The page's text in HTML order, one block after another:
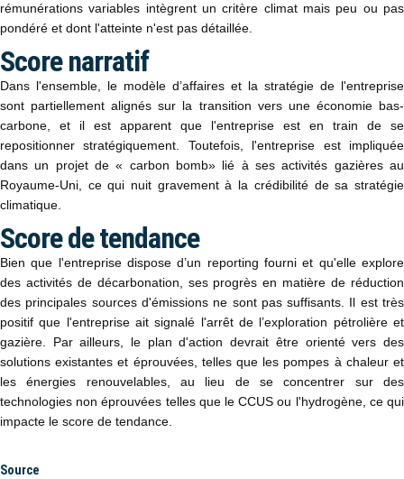
rémunérations variables intègrent un critère climat mais peu ou pas
pondéré et dont l'atteinte n'est pas détaillée.
Score narratif
Dans l'ensemble, le modèle d’affaires et la stratégie de l'entreprise
sont partiellement alignés sur la transition vers une économie bas-
carbone, et il est apparent que l'entreprise est en train de se
repositionner stratégiquement. Toutefois, l'entreprise est impliquée
dans un projet de « carbon bomb» lié à ses activités gazières au
Royaume-Uni, ce qui nuit gravement à la crédibilité de sa stratégie
climatique.
Score de tendance
Bien que l'entreprise dispose d’un reporting fourni et qu'elle explore
des activités de décarbonation, ses progrès en matière de réduction
des principales sources d'émissions ne sont pas suffisants. Il est très
positif que l'entreprise ait signalé l'arrêt de l’exploration pétrolière et
gazière. Par ailleurs, le plan d'action devrait être orienté vers des
solutions existantes et éprouvées, telles que les pompes à chaleur et
les énergies renouvelables, au lieu de se concentrer sur des
technologies non éprouvées telles que le CCUS ou l'hydrogène, ce qui
impacte le score de tendance.
Source